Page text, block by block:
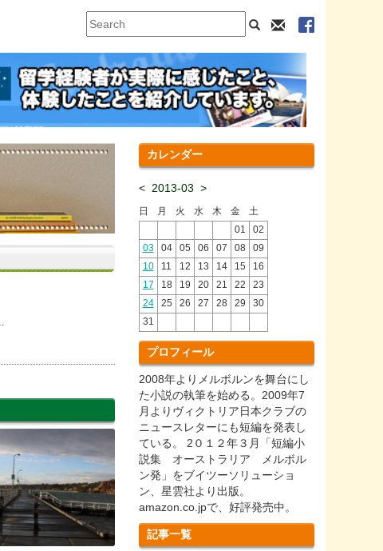
カレンダー
< 2013-03 >
日 月 火 水 木 金
土
01
02
03
04 05 06 07 08
09
10
11 12 13 14 15
16
17
18 19 20 21 22
23
24
25 26 27 28 29
30
31
プロフィール
2008年よりメルボルンを舞台にし
た小説の執筆を始める。2009年7
月よりヴィクトリア日本クラブの
ニュースレターにも短編を発表し
ている。 2０１２年３月「短編小
説集 オーストラリア メルボル
ン発」をブイツーソリューショ
ン、星雲社より出版。
amazon.co.jpで、好評発売中。
記事一覧